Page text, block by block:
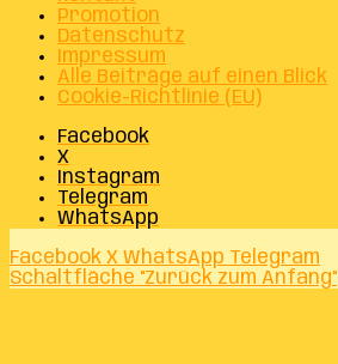
Promotion
Datenschutz
Impressum
Alle Beiträge auf einen Blick
Cookie-Richtlinie (EU)
Facebook
X
Instagram
Telegram
WhatsApp
Facebook X WhatsApp Telegram
Schaltfläche "Zurück zum Anfang"